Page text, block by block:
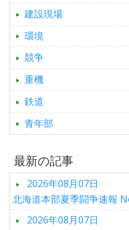
建設現場
環境
競争
重機
鉄道
青年部
最新の記事
2026年08月07日
北海道本部夏季闘争速報
2026年08月07日